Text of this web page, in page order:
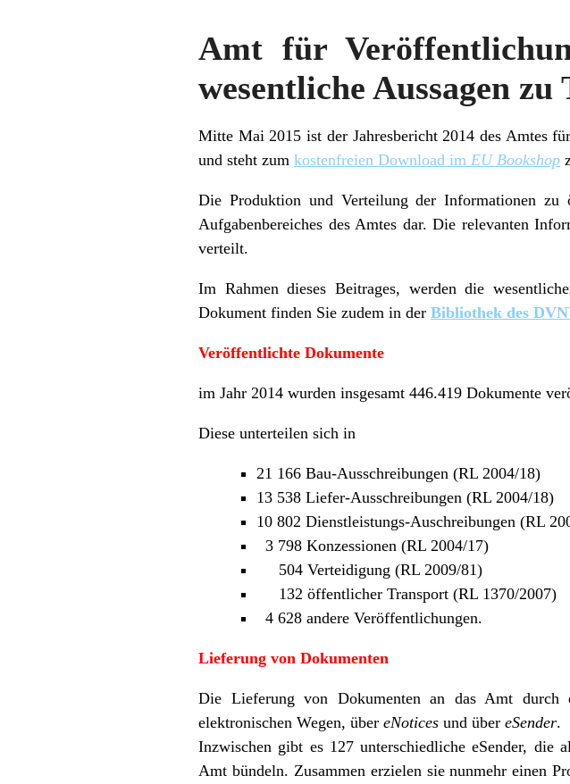
Amt für
wesentliche Aussagen zu
Mitte Mai 2015 ist der Jahresbericht 2014 des Amtes
und steht zum kostenfreien Download im EU Bookshop
Die Produktion und Verteilung der Informationen
Aufgabenbereiches des Amtes dar. Die relevanten
verteilt.
Im Rahmen dieses Beitrages, werden die
Dokument finden Sie zudem in der Bibliothek des
Veröffentlichte Dokumente
im Jahr 2014 wurden insgesamt 446.419 Dokumente
Diese unterteilen sich in
21 166 Bau-Ausschreibungen (RL 2004/18)
13 538 Liefer-Ausschreibungen (RL 2004/18)
10 802 Dienstleistungs-Auschreibungen (RL
3 798 Konzessionen (RL 2004/17)
504 Verteidigung (RL 2009/81)
132 öffentlicher Transport (RL 1370/2007)
4 628 andere Veröffentlichungen.
Lieferung von Dokumenten
Die Lieferung von Dokumenten an das Amt durch
elektronischen Wegen, über eNotices und über eSender.
Inzwischen gibt es 127 unterschiedliche eSender, die
Amt bündeln. Zusammen erzielen sie nunmehr einen